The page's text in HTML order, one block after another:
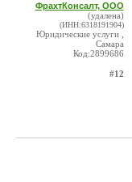
ФрахтКонсалт, ООО
(удалена)
(ИНН:6318191904)
Юридические услуги ,
Самара
Код:2899686
#12